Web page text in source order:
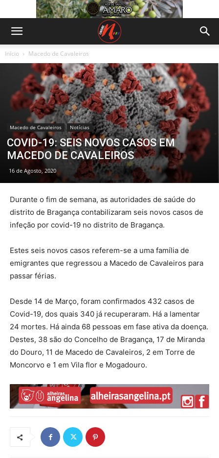
Início Macedo de Cavaleiros
Macedo de Cavaleiros Notícias
COVID-19: SEIS NOVOS CASOS EM
MACEDO DE CAVALEIROS
16 de Agosto, 2020
Durante o fim de semana, as autoridades de saúde do
distrito de Bragança contabilizaram seis novos casos de
infeção por covid-19 no distrito de Bragança.
Estes seis novos casos referem-se a uma família de
emigrantes que regressou a Macedo de Cavaleiros para
passar férias.
Desde 14 de Março, foram confirmados 432 casos de
Covid-19, dos quais 340 já recuperaram. Há a lamentar
24 mortes. Há ainda 68 pessoas em fase ativa da doença.
Destes, 38 são do Concelho de Bragança, 17 de Miranda
do Douro, 11 de Macedo de Cavaleiros, 2 em Torre de
Moncorvo e 1 em Vila flor e Mogadouro.